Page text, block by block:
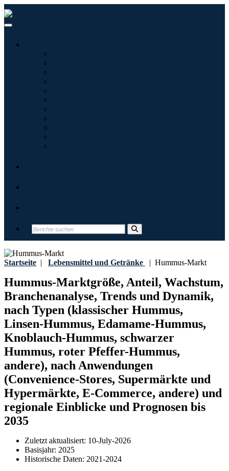
Startseite | Lebensmittel und Getränke | Hummus-Markt
Hummus-Marktgröße, Anteil, Wachstum,
Branchenanalyse, Trends und Dynamik,
nach Typen (klassischer Hummus,
Linsen-Hummus, Edamame-Hummus,
Knoblauch-Hummus, schwarzer
Hummus, roter Pfeffer-Hummus,
andere), nach Anwendungen
(Convenience-Stores, Supermärkte und
Hypermärkte, E-Commerce, andere) und
regionale Einblicke und Prognosen bis
2035
Zuletzt aktualisiert: 10-July-2026
Basisjahr: 2025
Historische Daten: 2021-2024